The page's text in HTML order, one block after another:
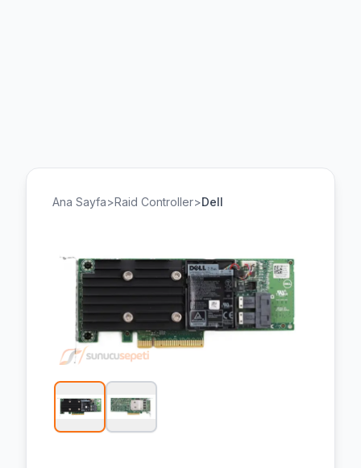
Ana Sayfa>Raid Controller>Dell